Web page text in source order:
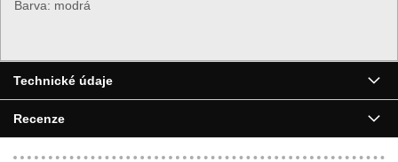
Barva: modrá
Technické údaje
Recenze